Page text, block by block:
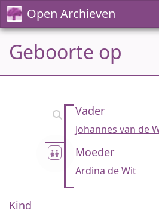
Open Archieven
Geboorte op
Vader
Johannes van de
Moeder
Ardina de Wit
Kind